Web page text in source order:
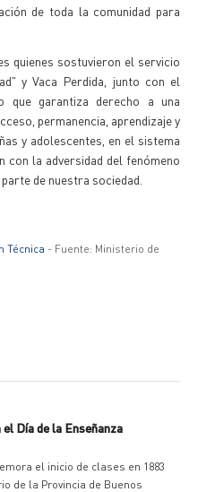
de toda la comunidad para
quienes sostuvieron el servicio
y Vaca Perdida, junto con el
que garantiza derecho a una
permanencia, aprendizaje y
y adolescentes, en el sistema
con la adversidad del fenómeno
de nuestra sociedad.
Técnica - Fuente: Ministerio de
Día de la Enseñanza
el inicio de clases en 1883
de la Provincia de Buenos